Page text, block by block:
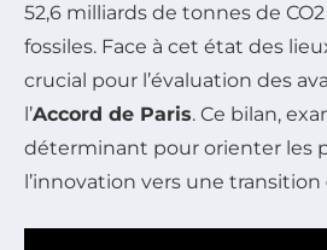
52,6 milliards de tonnes de
fossiles. Face à cet état des
crucial pour l’évaluation des
l’Accord de Paris. Ce bilan,
déterminant pour orienter les
l’innovation vers une transition